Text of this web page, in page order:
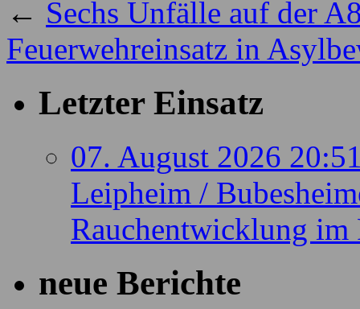
← Sechs Unfälle auf der
Feuerwehreinsatz in
Letzter Einsatz
07. August 2026
Leipheim /
Rauchentwicklung im
neue Berichte